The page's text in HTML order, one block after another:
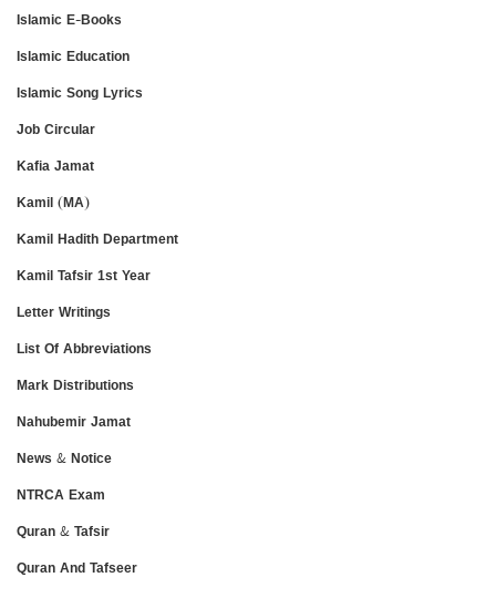
Islamic E-Books
Islamic Education
Islamic Song Lyrics
Job Circular
Kafia Jamat
Kamil (MA)
Kamil Hadith Department
Kamil Tafsir 1st Year
Letter Writings
List Of Abbreviations
Mark Distributions
Nahubemir Jamat
News & Notice
NTRCA Exam
Quran & Tafsir
Quran And Tafseer